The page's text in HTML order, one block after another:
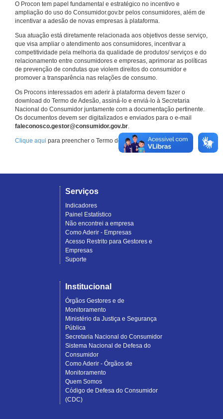
O Procon tem papel fundamental e estratégico no incentivo e
ampliação do uso do Consumidor.gov.br pelos consumidores, além de
incentivar a adesão de novas empresas à plataforma.
Sua atuação está diretamente relacionada aos objetivos desse serviço,
que visa ampliar o atendimento aos consumidores, incentivar a
competitividade pela melhoria da qualidade de produtos/ serviços e do
relacionamento entre consumidores e empresas, aprimorar as políticas
de prevenção de condutas que violem direitos do consumidor e
promover a transparência nas relações de consumo.
Os Procons interessados em aderir à plataforma devem fazer o
download do Termo de Adesão, assiná-lo e enviá-lo à Secretaria
Nacional do Consumidor juntamente com a documentação pertinente.
Os documentos devem ser digitalizados e enviados para o e-mail
faleconosco.gestor@consumidor.gov.br.
Clique aqui para preencher o Termo de Adesão.
Serviços
Indicadores
Painel Estatístico
Não encontrei a empresa
Como Aderir - Empresas
Acesso Restrito para Gestores e
Empresas
Suporte
Institucional
Órgãos Gestores e de
Monitoramento
Ministério da Justiça e Segurança
Pública
Secretaria Nacional do Consumidor
Sistema Nacional de Defesa do
Consumidor
Como Aderir - Órgãos de
Monitoramento
Quem Somos
Código de Defesa do Consumidor
(CDC)